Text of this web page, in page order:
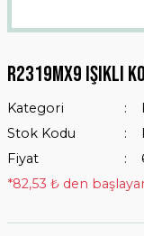
R2319mx9 Işıklı
Kategori
Stok Kodu
Fiyat
*82,53 ₺ den